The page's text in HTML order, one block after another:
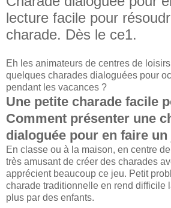
lecture facile pour
charade. Dès le ce1.
Eh les animateurs de centres de
quelques charades dialoguées pour
pendant les vacances ?
Une petite charade facile
Comment présenter une
dialoguée pour en faire
En classe ou à la maison, en centre
très amusant de créer des charades
apprécient beaucoup ce jeu. Petit
charade traditionnelle en rend difficile
plus par des enfants.